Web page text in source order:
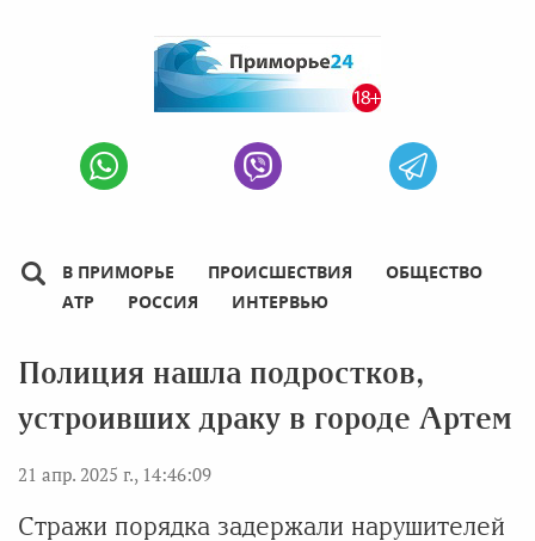
В ПРИМОРЬЕ ПРОИСШЕСТВИЯ
ОБЩЕСТВО
АТР
РОССИЯ ИНТЕРВЬЮ
Полиция нашла подростков,
устроивших драку в городе Артем
21 апр. 2025 г., 14:46:09
Стражи порядка задержали нарушителей